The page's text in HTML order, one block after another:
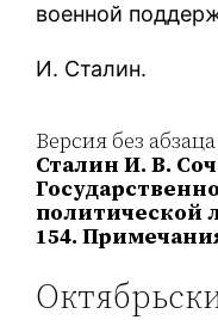
военной
И. Сталин.
Версия без
Сталин И. В.
политической
154.